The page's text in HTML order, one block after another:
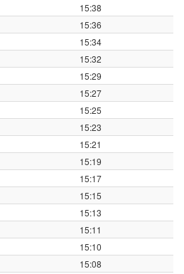
15:38
15:36
15:34
15:32
15:29
15:27
15:25
15:23
15:21
15:19
15:17
15:15
15:13
15:11
15:10
15:08